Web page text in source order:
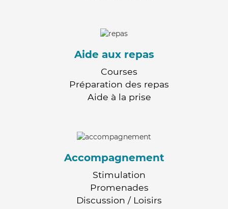
Aide aux repas
Courses
Préparation des repas
Aide à la prise
Accompagnement
Stimulation
Promenades
Discussion / Loisirs